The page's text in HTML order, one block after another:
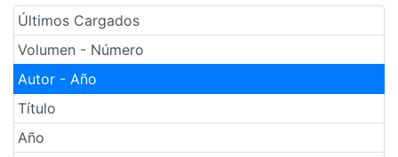
Últimos Cargados
Volumen - Número
Autor - Año
Título
Año